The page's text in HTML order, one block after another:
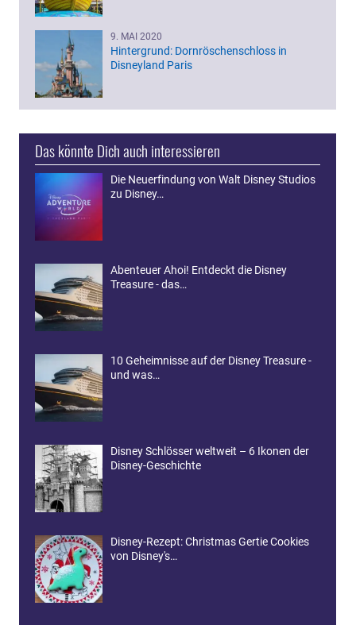
9. MAI 2020
Hintergrund: Dornröschenschloss in
Disneyland Paris
Das könnte Dich auch interessieren
Die Neuerfindung von Walt Disney Studios
zu Disney…
Abenteuer Ahoi! Entdeckt die Disney
Treasure - das…
10 Geheimnisse auf der Disney Treasure -
und was…
Disney Schlösser weltweit – 6 Ikonen der
Disney-Geschichte
Disney-Rezept: Christmas Gertie Cookies
von Disney's…